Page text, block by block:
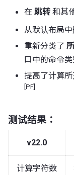
在 跳转 和其
从默认布局
重新分类了
口中的命令类
提高了计算所
[PF]
测试结果：
v22.0
计算字符数